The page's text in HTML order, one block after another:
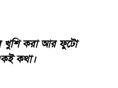
খুশি করা আর ফুটো
কথা।